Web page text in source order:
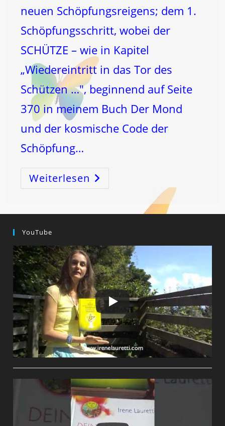
neuen Schöpfungsreigens; dem 1.
Schöpfungsschritt, wobei der
SCHÜTZE – wie in Kapitel
„Wiedereintritt in das Tor des
Schützen …", beginnend auf Seite
370 in meinem Buch Der Mond
und der kosmische Code der
Schöpfung…
Weiterlesen STEINBOCK-
Vollmond:
Manifestation
YouTube